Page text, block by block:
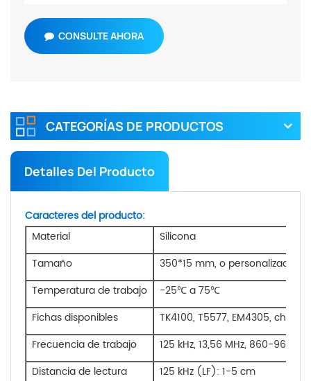
CONSULTE AHORA
CATEGORÍAS DE PRODUCTOS
Detalles Del Producto
Caracteres del producto:
Material
Silicona
Tamaño
350*15 mm, o personalizado
Temperatura de trabajo
-25℃ a 75℃
Fichas disponibles
TK4100, T5577, EM4305, chips
Frecuencia de trabajo
125 kHz, 13,56 MHz, 860-960
Distancia de lectura
125 kHz (LF): 1-5 cm